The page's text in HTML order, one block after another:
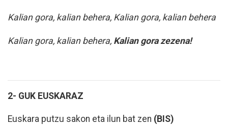
Kalian gora, kalian behera, Kalian gora, kalian behera
Kalian gora, kalian behera, Kalian gora zezena!
2- GUK EUSKARAZ
Euskara putzu sakon eta ilun bat zen (BIS)